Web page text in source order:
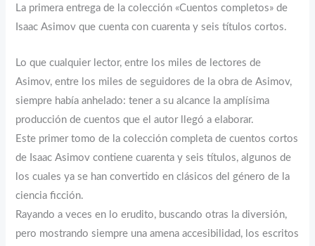
La primera entrega de la colección «Cuentos completos» de
Isaac Asimov que cuenta con cuarenta y seis títulos cortos.
Lo que cualquier lector, entre los miles de lectores de
Asimov, entre los miles de seguidores de la obra de Asimov,
siempre había anhelado: tener a su alcance la amplísima
producción de cuentos que el autor llegó a elaborar.
Este primer tomo de la colección completa de cuentos cortos
de Isaac Asimov contiene cuarenta y seis títulos, algunos de
los cuales ya se han convertido en clásicos del género de la
ciencia ficción.
Rayando a veces en lo erudito, buscando otras la diversión,
pero mostrando siempre una amena accesibilidad, los escritos